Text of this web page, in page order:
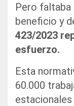
Pero
beneficio y
423/2023
esfuerzo.
Esta
60.000